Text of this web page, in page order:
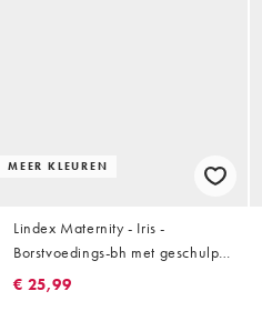
MEER KLEUREN
Lindex Maternity - Iris -
Borstvoedings-bh met geschulpte
rand in lichtroze
€ 25,99